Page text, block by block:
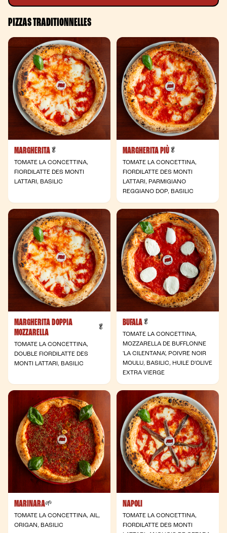
PIZZAS TRADITIONNELLES
MARGHERITA 🥬
TOMATE LA CONCETTINA,
FIORDILATTE DES MONTI
LATTARI, BASILIC
MARGHERITA PIÙ 🥬
TOMATE LA CONCETTINA,
FIORDILATTE DES MONTI
LATTARI, PARMIGIANO
REGGIANO DOP, BASILIC
MARGHERITA DOPPIA
MOZZARELLA
🥬 - Végétarienne
TOMATE LA CONCETTINA,
DOUBLE FIORDILATTE DES
MONTI LATTARI, BASILIC
BUFALA 🥬
TOMATE LA CONCETTINA,
MOZZARELLA DE BUFFLONNE
'LA CILENTANA', POIVRE NOIR
MOULU, BASILIC, HUILE D'OLIVE
EXTRA VIERGE
MARINARA🌱
TOMATE LA CONCETTINA, AIL,
ORIGAN, BASILIC
NAPOLI
TOMATE LA CONCETTINA,
FIORDILATTE DES MONTI